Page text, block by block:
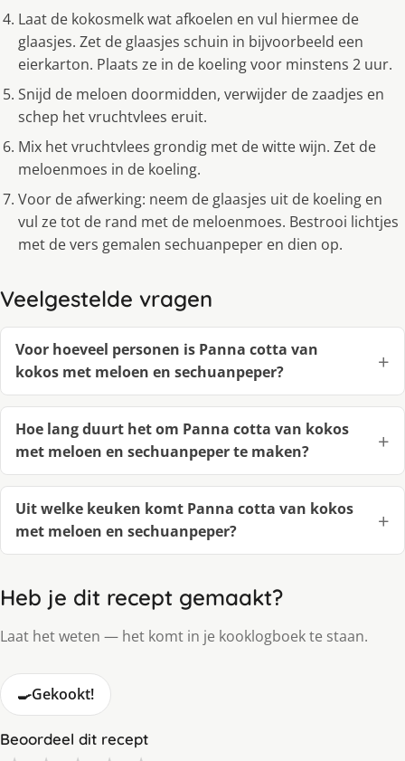
Laat de kokosmelk wat afkoelen en vul hiermee de
glaasjes. Zet de glaasjes schuin in bijvoorbeeld een
eierkarton. Plaats ze in de koeling voor minstens 2 uur.
Snijd de meloen doormidden, verwijder de zaadjes en
schep het vruchtvlees eruit.
Mix het vruchtvlees grondig met de witte wijn. Zet de
meloenmoes in de koeling.
Voor de afwerking: neem de glaasjes uit de koeling en
vul ze tot de rand met de meloenmoes. Bestrooi lichtjes
met de vers gemalen sechuanpeper en dien op.
Veelgestelde vragen
Voor hoeveel personen is Panna cotta van
kokos met meloen en sechuanpeper?
Hoe lang duurt het om Panna cotta van kokos
met meloen en sechuanpeper te maken?
Uit welke keuken komt Panna cotta van kokos
met meloen en sechuanpeper?
Heb je dit recept gemaakt?
Laat het weten — het komt in je kooklogboek te staan.
🍳Gekookt!
Beoordeel dit recept